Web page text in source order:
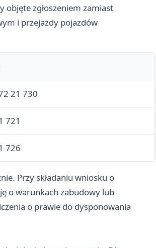
objęte zgłoszeniem zamiast
i przejazdy pojazdów
21 730
721
726
Przy składaniu wniosku o
o warunkach zabudowy lub
o prawie do dysponowania